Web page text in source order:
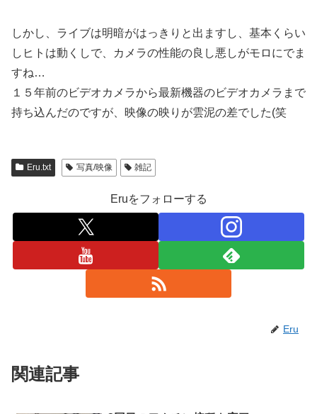
しかし、ライブは明暗がはっきりと出ますし、基本くらい
しヒトは動くしで、カメラの性能の良し悪しがモロにでま
すね…
１５年前のビデオカメラから最新機器のビデオカメラまで
持ち込んだのですが、映像の映りが雲泥の差でした(笑
Eru.txt 写真/映像 雑記
Eruをフォローする
Eru
関連記事